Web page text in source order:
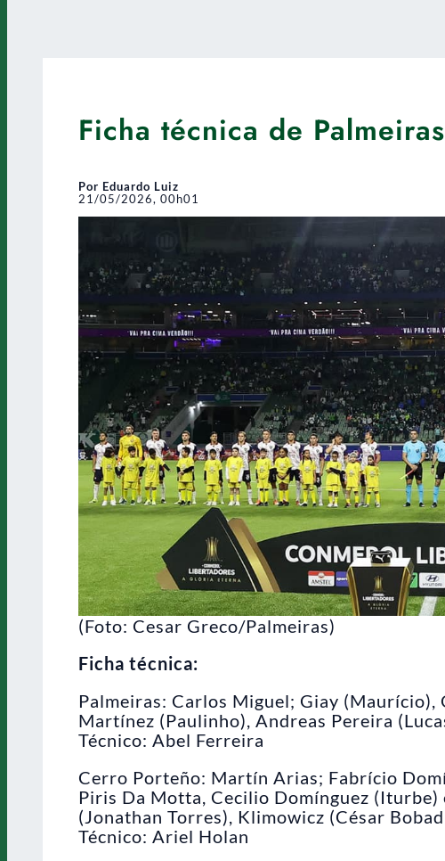
Ficha técnica de
Por Eduardo Luiz
21/05/2026, 00h01
(Foto: Cesar Greco/Palmeiras)
Ficha técnica:
Palmeiras: Carlos Miguel; Giay
Martínez (Paulinho), Andreas Pereira
Técnico: Abel Ferreira
Cerro Porteño: Martín Arias; Fabrício
Piris Da Motta, Cecilio Domínguez
(Jonathan Torres), Klimowicz (César
Técnico: Ariel Holan